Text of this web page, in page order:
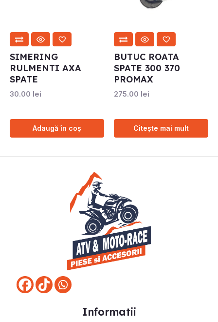
SIMERING
RULMENTI AXA
SPATE
30.00 lei
Adaugă în coș
BUTUC ROATA
SPATE 300 370
PROMAX
275.00 lei
Citește mai mult
Informatii